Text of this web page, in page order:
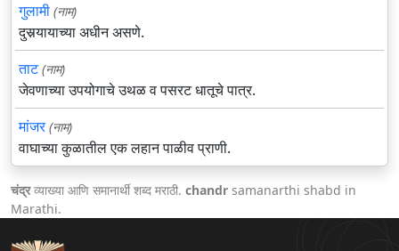
गुलामी (नाम)
दुसर्‍यायाच्या अधीन असणे.
ताट (नाम)
जेवणाच्या उपयोगाचे उथळ व पसरट धातूचे पात्र.
मांजर (नाम)
वाघाच्या कुळातील एक लहान पाळीव प्राणी.
चंद्रव्याख्या आणि समानार्थी शब्द मराठी. chandr samanarthi shabd in
Marathi.